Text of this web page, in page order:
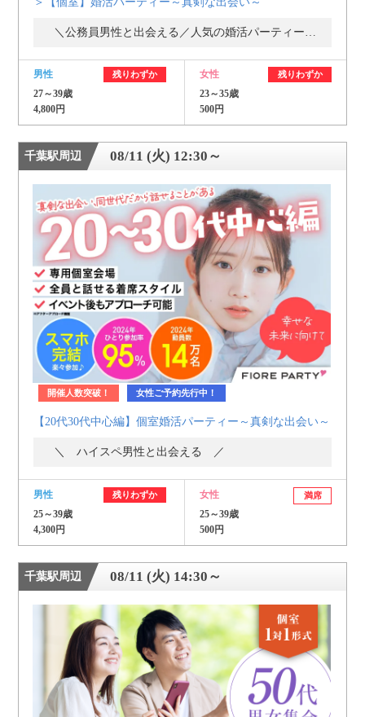
男性 残りわずか
27～39歳
4,800円
女性 残りわずか
23～35歳
500円
千葉駅周辺 08/11 (火) 12:30～
開催人数突破！ 女性ご予約先行中！
【20代30代中心編】個室婚活パーティー～真剣な出会い～
＼ ハイスペ男性と出会える ／
男性 残りわずか
25～39歳
4,300円
女性 満席
25～39歳
500円
千葉駅周辺 08/11 (火) 14:30～